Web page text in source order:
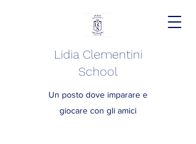
Lidia Clementini
School
Un posto dove imparare e
giocare con gli amici